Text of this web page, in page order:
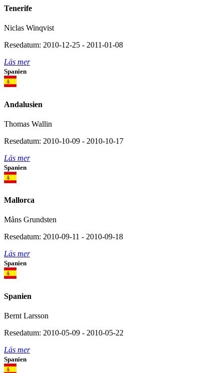
Tenerife
Niclas Winqvist
Resedatum: 2010-12-25 - 2011-01-08
Läs mer
Spanien
Andalusien
Thomas Wallin
Resedatum: 2010-10-09 - 2010-10-17
Läs mer
Spanien
Mallorca
Måns Grundsten
Resedatum: 2010-09-11 - 2010-09-18
Läs mer
Spanien
Spanien
Bernt Larsson
Resedatum: 2010-05-09 - 2010-05-22
Läs mer
Spanien